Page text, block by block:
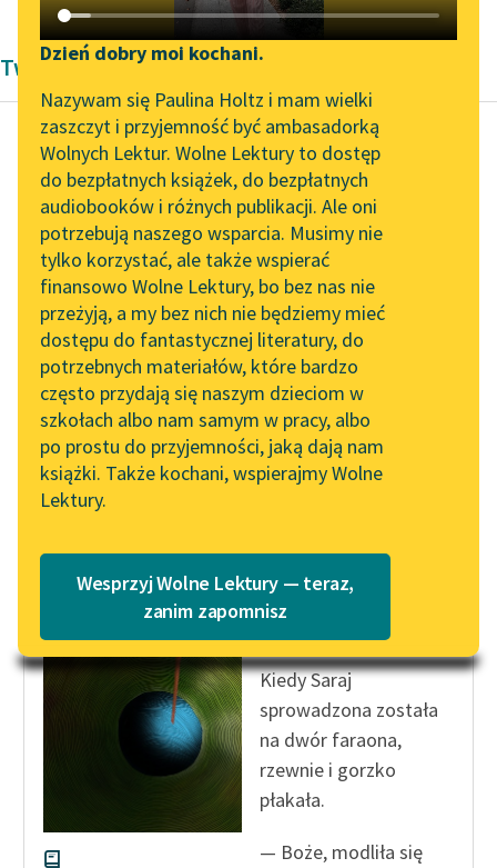
Katalog DAISY
Podkasty o książkach
Zgłoś brak utworu
Aktualności
„Prokurator Alicja Horn”
do słuchania
Byliśmy częścią AI Impact
Lab
Zapraszamy na spotkanie
online z tłumaczkami
literatury skandynawskiej
Spotkanie z Katarzyną
Tunkiel w Oslo
102. lata temu zmarł
Joseph Conrad
Lektury szkolne i klasyka
literatury do słuchania dla
uczennic i uczniów z
niepełnosprawnościami
E-kolekcja lektur
szkolnych i literatury do
niepełnosprawnościami
Narzędzia
Mapa Wolnych Lektur
Leśmianator
Przewodnik dla piszących i
czytających
API
OAI-PMH
Widget Wolnych Lektur
Przypisy
Katalog w formacie PDF
Dzień dobry moi kochani.
Nazywam się Paulina Holtz i mam wielki
zaszczyt i przyjemność być ambasadorką
Wolnych Lektur. Wolne Lektury to dostęp
do bezpłatnych książek, do bezpłatnych
audiobooków i różnych publikacji. Ale oni
potrzebują naszego wsparcia. Musimy nie
tylko korzystać, ale także wspierać
finansowo Wolne Lektury, bo bez nas nie
przeżyją, a my bez nich nie będziemy mieć
dostępu do fantastycznej literatury, do
potrzebnych materiałów, które bardzo
często przydają się naszym dzieciom w
szkołach albo nam samym w pracy, albo
po prostu do przyjemności, jaką dają nam
książki. Także kochani, wspierajmy Wolne
Lektury.
Wesprzyj Wolne Lektury — teraz,
zanim zapomnisz
Twórczość Starożytność Autora nieznanego
Autor nieznany
Ze skarbnicy
midraszy
W mieście Sydon
mieszkało pewne
małżeństwo. Dziesięć
lat minęło od ich ślubu.
Byli szczęśliwi. Jedna...
Czytaj więcej
Ze skarbnicy
midraszy
Kiedy Saraj
sprowadzona została
na dwór faraona,
rzewnie i gorzko
płakała.
— Boże, modliła się